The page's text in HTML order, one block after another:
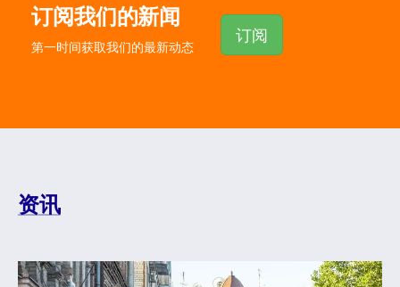
订阅我们的新闻
第一时间获取我们的最新动态
订阅
资讯